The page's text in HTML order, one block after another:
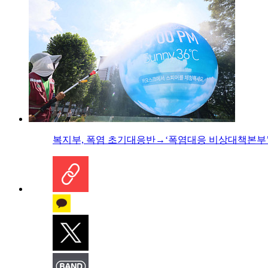
복지부, 폭염 초기대응반→‘폭염대응 비상대책본부